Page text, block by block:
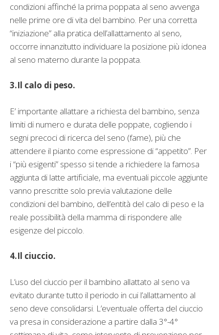
condizioni affinché la prima poppata al seno avvenga
nelle prime ore di vita del bambino. Per una corretta
“iniziazione” alla pratica dell’allattamento al seno,
occorre innanzitutto individuare la posizione più idonea
al seno materno durante la poppata.
3.Il calo di peso.
E’ importante allattare a richiesta del bambino, senza
limiti di numero e durata delle poppate, cogliendo i
segni precoci di ricerca del seno (fame), più che
attendere il pianto come espressione di “appetito”. Per
i “più esigenti” spesso si tende a richiedere la famosa
aggiunta di latte artificiale, ma eventuali piccole aggiunte
vanno prescritte solo previa valutazione delle
condizioni del bambino, dell’entità del calo di peso e la
reale possibilità della mamma di rispondere alle
esigenze del piccolo.
4.Il ciuccio.
L’uso del ciuccio per il bambino allattato al seno va
evitato durante tutto il periodo in cui l’allattamento al
seno deve consolidarsi. L’eventuale offerta del ciuccio
va presa in considerazione a partire dalla 3°-4°